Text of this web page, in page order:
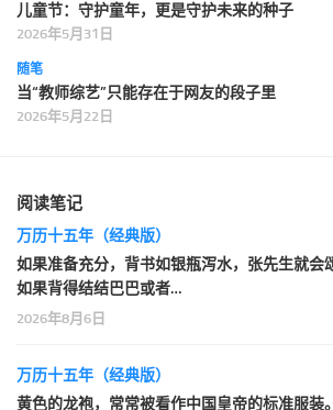
儿童节：守护童年，更是守护未来的种子
2026年5月31日
随笔
当“教师综艺”只能存在于网友的段子里
2026年5月22日
阅读笔记
万历十五年（经典版）
如果准备充分，背书如银瓶泻水，张先生就会
如果背得结结巴巴或者…
2026年8月6日
万历十五年（经典版）
黄色的龙袍，常常被看作中国皇帝的标准服装